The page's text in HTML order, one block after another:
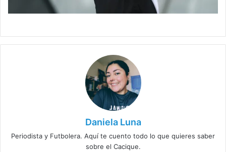
Daniela Luna
Periodista y Futbolera. Aquí te cuento todo lo que quieres saber
sobre el Cacique.